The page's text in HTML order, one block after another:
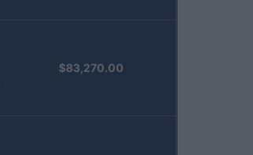
$83,270.00